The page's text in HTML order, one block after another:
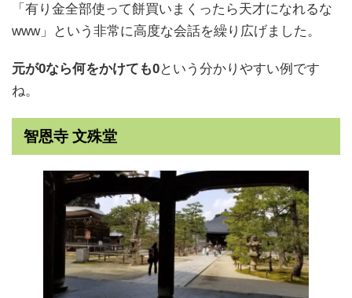
「有り金全部使って餅買いまくったら天才になれるな
www」という非常に高度な会話を繰り広げました。
元が0なら何をかけても0という分かりやすい例です
ね。
智恩寺 文殊堂